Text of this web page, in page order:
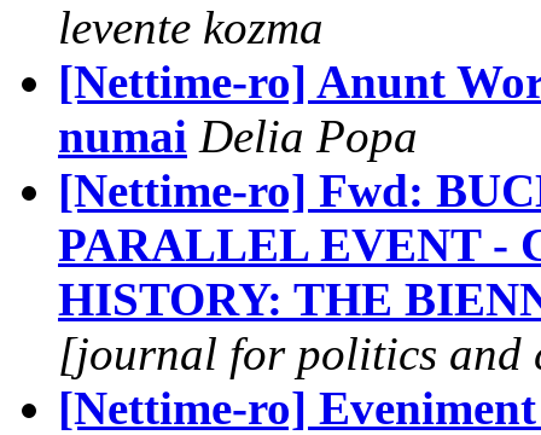
levente kozma
[Nettime-ro] Anunt
numai Delia Popa
[Nettime-ro] Fwd:
PARALLEL EVENT -
HISTORY: THE
[journal for politics and
[Nettime-ro]